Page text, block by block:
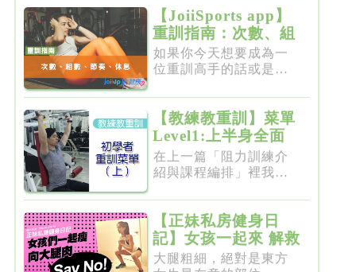
【JoiiSports app】
重訓指南：次數、組
數、節奏、休息
如果你今天想要成為一
位重訓高手的話或是想
【教練教重訓】菜單
Level1:上半身全面
增肌雕塑
在上一篇「阻力訓練介
紹與課程編排」裡我們
【正妹私房健身日
記】女孩一起來 解救
粗大腿
大腿粗細，絕對是東方